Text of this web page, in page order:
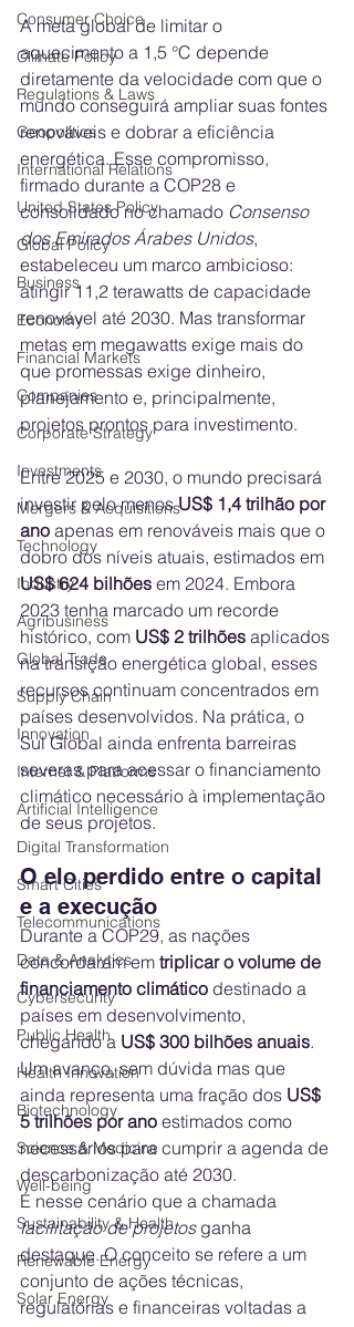
Consumer Choice
Climate Policy
Regulations & Laws
Geopolitics
International Relations
United States Policy
Global Policy
Business
Economy
Financial Markets
Companies
Corporate Strategy
Investments
Mergers & Acquisitions
Technology
Industry
Agribusiness
Global Trade
Supply Chain
Innovation
Internet & Platforms
Artificial Intelligence
Digital Transformation
Smart Cities
Telecommunications
Data & Analytics
Cybersecurity
Public Health
Health Innovation
Biotechnology
Science & Medicine
Well-being
Sustainability & Health
Renewable Energy
Solar Energy
A meta global de limitar o
aquecimento a 1,5 °C depende
diretamente da velocidade com que o
mundo conseguirá ampliar suas fontes
renováveis e dobrar a eficiência
energética. Esse compromisso,
firmado durante a COP28 e
consolidado no chamado Consenso
dos Emirados Árabes Unidos,
estabeleceu um marco ambicioso:
atingir 11,2 terawatts de capacidade
renovável até 2030. Mas transformar
metas em megawatts exige mais do
que promessas exige dinheiro,
planejamento e, principalmente,
projetos prontos para investimento.
Entre 2025 e 2030, o mundo precisará
investir pelo menos US$ 1,4 trilhão por
ano apenas em renováveis mais que o
dobro dos níveis atuais, estimados em
US$ 624 bilhões em 2024. Embora
2023 tenha marcado um recorde
histórico, com US$ 2 trilhões aplicados
na transição energética global, esses
recursos continuam concentrados em
países desenvolvidos. Na prática, o
Sul Global ainda enfrenta barreiras
severas para acessar o financiamento
climático necessário à implementação
de seus projetos.
O elo perdido entre o capital
e a execução
Durante a COP29, as nações
concordaram em triplicar o volume de
financiamento climático destinado a
países em desenvolvimento,
chegando a US$ 300 bilhões anuais.
Um avanço, sem dúvida mas que
ainda representa uma fração dos US$
5 trilhões por ano estimados como
necessários para cumprir a agenda de
descarbonização até 2030.
É nesse cenário que a chamada
facilitação de projetos ganha
destaque. O conceito se refere a um
conjunto de ações técnicas,
regulatórias e financeiras voltadas a